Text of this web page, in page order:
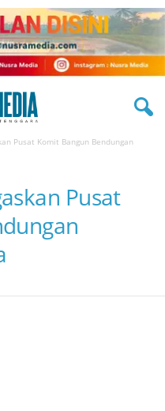
Pusat Komit Bangun Bendungan
Pusat